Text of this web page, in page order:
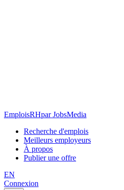
EmploisRHpar JobsMedia
Recherche d'emplois
Meilleurs employeurs
À propos
Publier une offre
EN
Connexion